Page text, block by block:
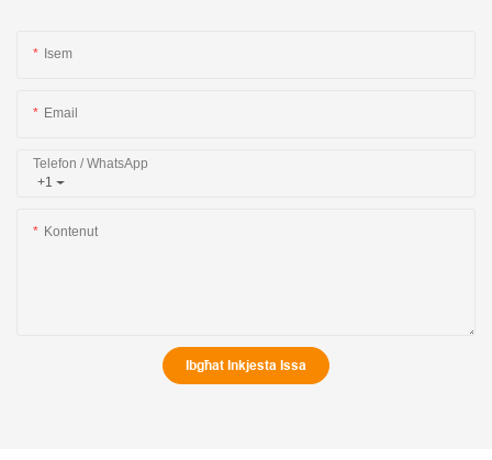
Isem
Email
+1
Telefon / WhatsApp
Kontenut
Ibgħat Inkjesta Issa